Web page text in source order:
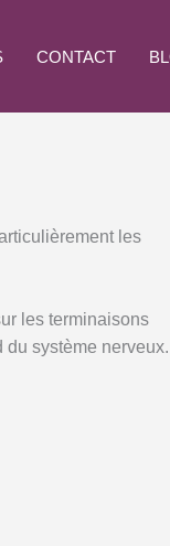
CONTACT
les
les terminaisons
système nerveux.